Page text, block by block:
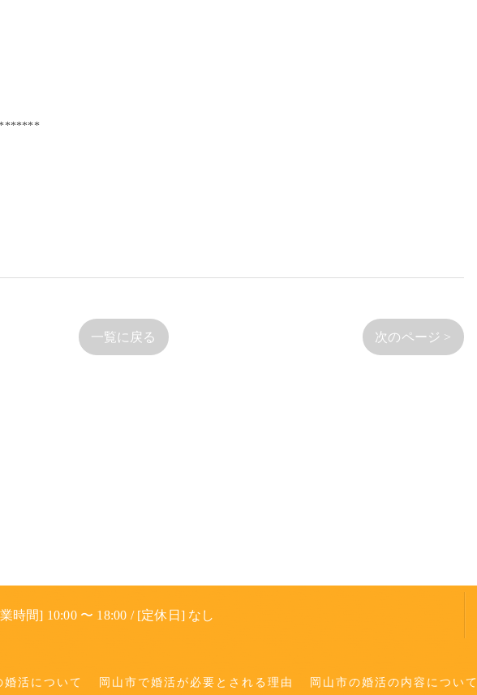
一覧に戻る 次のページ >
時間] 10:00 〜 18:00 / [定休日] なし
婚活について 岡山市で婚活が必要とされる理由 岡山市の婚活の内容について